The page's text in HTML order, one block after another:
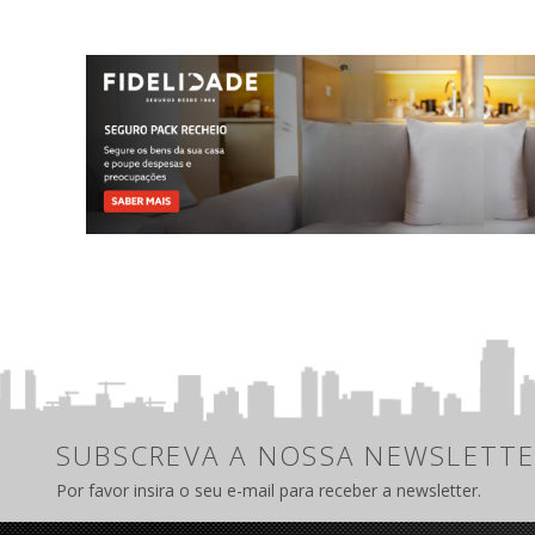
SUBSCREVA A NOSSA
Por favor insira o seu e-mail para receber a newsletter.